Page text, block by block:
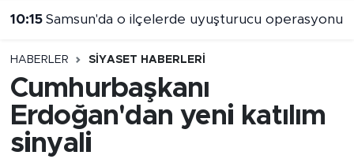
10:15 Samsun'da o ilçelerde uyuşturucu operasyonu
HABERLER SIYASET HABERLERI
Cumhurbaşkanı
Erdoğan'dan yeni katılım
sinyali
Samsun Namaz Vakitleri
Süper Lig Puan Durumu ve Fikstür
Tüm Manşetler